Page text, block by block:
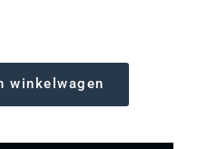
winkelwagen